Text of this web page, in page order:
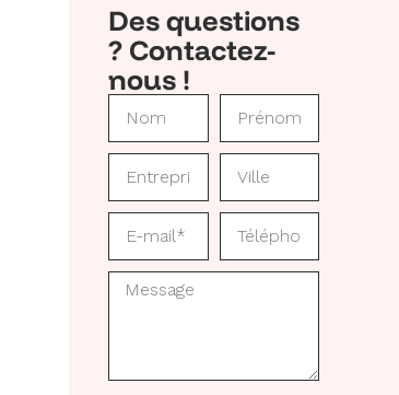
Des questions
? Contactez-
nous !